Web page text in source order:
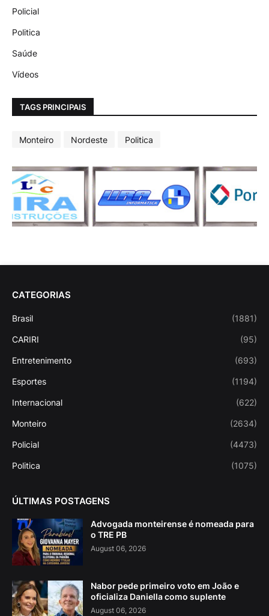
Policial
Politica
Saúde
Vídeos
TAGS PRINCIPAIS
Monteiro Nordeste Politica
CATEGORIAS
Brasil (1881)
CARIRI (95)
Entretenimento (693)
Esportes (1194)
Internacional (622)
Monteiro (2634)
Policial (4473)
Politica (1075)
ÚLTIMAS POSTAGENS
Advogada monteirense é nomeada para
o TRE PB
August 06, 2026
Nabor pede primeiro voto em João e
oficializa Daniella como suplente
August 06, 2026